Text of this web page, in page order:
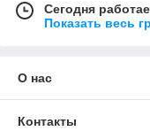
Сегодня
Показать весь
О нас
Контакты